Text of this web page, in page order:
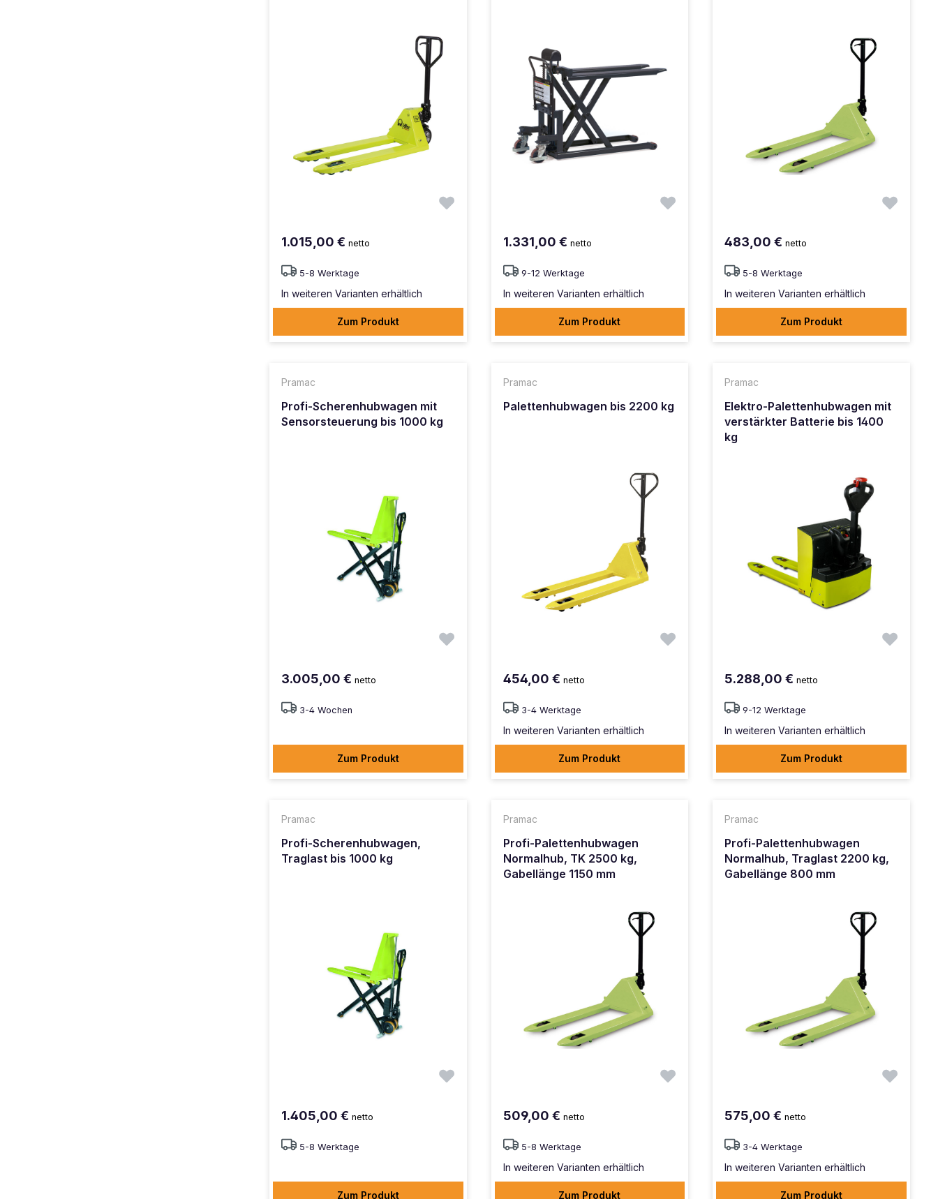
1.015,00 € netto
5-8 Werktage
In weiteren Varianten erhältlich
Zum Produkt
1.331,00 € netto
9-12 Werktage
In weiteren Varianten erhältlich
Zum Produkt
483,00 €netto
5-8 Werktage
In weiteren Varianten erhältlich
Zum Produkt
Pramac
Profi-Scherenhubwagen mit
Sensorsteuerung bis 1000 kg
3.005,00 € netto
3-4 Wochen
Zum Produkt
Pramac
Palettenhubwagen bis 2200 kg
454,00 € netto
3-4 Werktage
In weiteren Varianten erhältlich
Zum Produkt
Pramac
Elektro-Palettenhubwagen mit
verstärkter Batterie bis 1400
kg
5.288,00 €netto
9-12 Werktage
In weiteren Varianten erhältlich
Zum Produkt
Pramac
Profi-Scherenhubwagen,
Traglast bis 1000 kg
1.405,00 € netto
5-8 Werktage
Zum Produkt
Pramac
Profi-Palettenhubwagen
Normalhub, TK 2500 kg,
Gabellänge 1150 mm
509,00 € netto
5-8 Werktage
In weiteren Varianten erhältlich
Zum Produkt
Pramac
Profi-Palettenhubwagen
Normalhub, Traglast 2200 kg,
Gabellänge 800 mm
575,00 €netto
3-4 Werktage
In weiteren Varianten erhältlich
Zum Produkt